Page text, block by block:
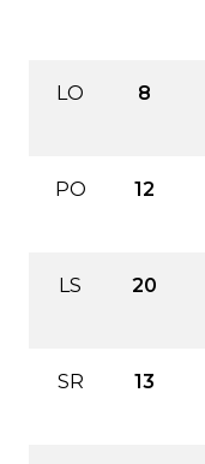
LO 8
PO 12
LS 20
SR 13